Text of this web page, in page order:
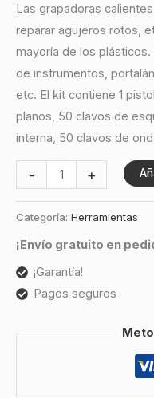
Las grapadoras
reparar agujeros rotos,
mayoría de los
de instrumentos,
etc. El kit contiene 1
planos, 50 clavos de
interna, 50 clavos de
- +
Categoría: Herramientas
¡Envío gratuito en
¡Garantía!
Pagos seguros